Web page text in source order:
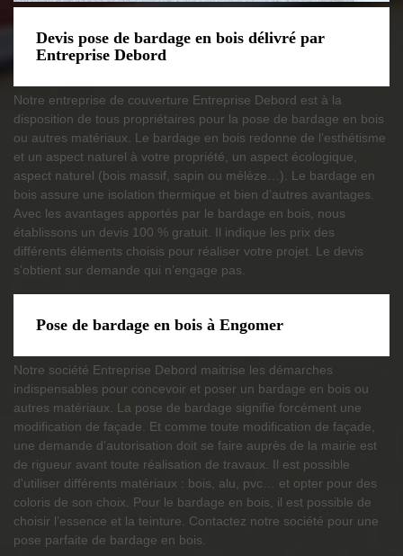
Devis pose de bardage en bois délivré par
Entreprise Debord
Notre entreprise de couverture Entreprise Debord est à la
disposition de tous propriétaires pour la pose de bardage en bois
ou autres matériaux. Le bardage en bois redonne de l’esthétisme
et un aspect naturel à votre propriété, un aspect écologique,
aspect naturel (bois massif, sapin ou mélèze…). Le bardage en
bois assure une isolation thermique et bien d’autres avantages.
Avec les avantages apportés par le bardage en bois, nous
établissons un devis 100 % gratuit. Il indique les prix des
différents éléments choisis pour réaliser votre projet. Le devis
s’obtient sur demande qui n’engage pas.
Pose de bardage en bois à Engomer
Notre société Entreprise Debord maitrise les démarches
indispensables pour concevoir et poser un bardage en bois ou
autres matériaux. La pose de bardage signifie forcément une
modification de façade. Et comme toute modification de façade,
une demande d’autorisation doit se faire auprès de la mairie est
de rigueur avant toute réalisation de travaux. Il est possible
d'utiliser différents matériaux : bois, alu, pvc… et opter pour des
coloris de son choix. Pour le bardage en bois, il est possible de
choisir l’essence et la teinture. Contactez notre société pour une
pose parfaite de bardage en bois.